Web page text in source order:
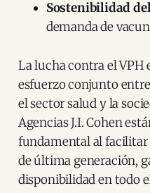
Sostenibilidad
demanda de
La lucha contra el VPH
esfuerzo conjunto
el sector salud y la
Agencias J.I. Cohen
fundamental al
de última generación,
disponibilidad en todo